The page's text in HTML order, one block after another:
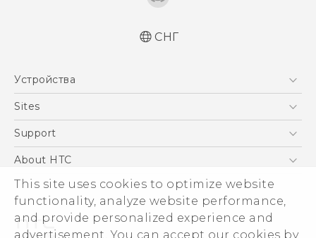
This site uses cookies to optimize website
functionality, analyze website performance,
and provide personalized experience and
advertisement. You can accept our cookies by
Русский - Руководство пользователя
Русский - Руководство по безопасности и
соответствию стандартам
Қазақ - жұмысты бастау нұсқаулығы
Қазақ - Пайдаланушы нұсқаулығы
ақпараты
СНГ
Устройства
5G
EXODUS
VIVE
Sites
HTC Dev
Support
ПОДДЕРЖКА
About HTC
ESG
Инвестирование
Политика конфиденциальности